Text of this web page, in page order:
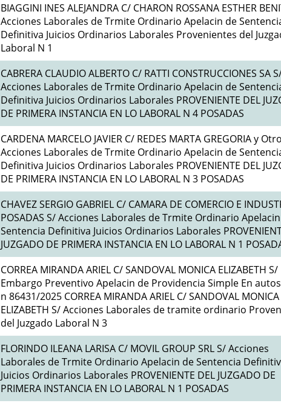
BIAGGINI INES ALEJANDRA C/ CHARON ROSSANA ESTHER
Acciones Laborales de Trmite Ordinario Apelacin de
Definitiva Juicios Ordinarios Laborales Provenientes del
Laboral N 1
CABRERA CLAUDIO ALBERTO C/ RATTI CONSTRUCCIONES SA
Acciones Laborales de Trmite Ordinario Apelacin de
Definitiva Juicios Ordinarios Laborales PROVENIENTE DEL
DE PRIMERA INSTANCIA EN LO LABORAL N 4 POSADAS
CARDENA MARCELO JAVIER C/ REDES MARTA GREGORIA y
Acciones Laborales de Trmite Ordinario Apelacin de
Definitiva Juicios Ordinarios Laborales PROVENIENTE DEL
DE PRIMERA INSTANCIA EN LO LABORAL N 3 POSADAS
CHAVEZ SERGIO GABRIEL C/ CAMARA DE COMERCIO E
POSADAS S/ Acciones Laborales de Trmite Ordinario
Sentencia Definitiva Juicios Ordinarios Laborales
JUZGADO DE PRIMERA INSTANCIA EN LO LABORAL N 1
CORREA MIRANDA ARIEL C/ SANDOVAL MONICA ELIZABETH S/
Embargo Preventivo Apelacin de Providencia Simple En
n 86431/2025 CORREA MIRANDA ARIEL C/ SANDOVAL MONICA
ELIZABETH S/ Acciones Laborales de tramite ordinario
del Juzgado Laboral N 3
FLORINDO ILEANA LARISA C/ MOVIL GROUP SRL S/ Acciones
Laborales de Trmite Ordinario Apelacin de Sentencia
Juicios Ordinarios Laborales PROVENIENTE DEL JUZGADO DE
PRIMERA INSTANCIA EN LO LABORAL N 1 POSADAS